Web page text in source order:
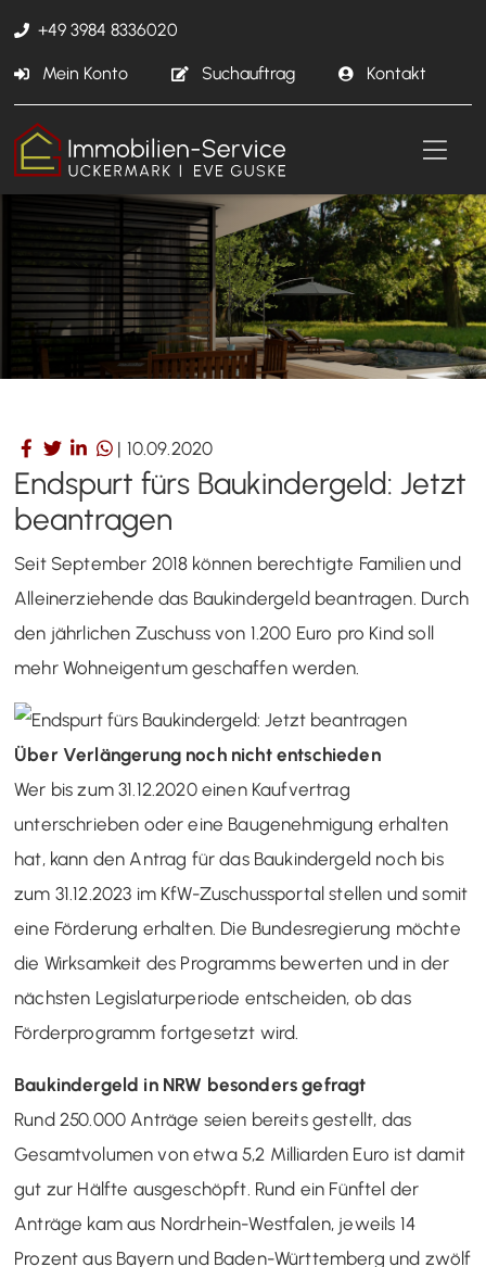
+49 3984 8336020
Mein Konto Suchauftrag Kontakt
| 10.09.2020
Endspurt fürs Baukindergeld: Jetzt
beantragen
Seit September 2018 können berechtigte Familien und
Alleinerziehende das Baukindergeld beantragen. Durch
den jährlichen Zuschuss von 1.200 Euro pro Kind soll
mehr Wohneigentum geschaffen werden.
Über Verlängerung noch nicht entschieden
Wer bis zum 31.12.2020 einen Kaufvertrag
unterschrieben oder eine Baugenehmigung erhalten
hat, kann den Antrag für das Baukindergeld noch bis
zum 31.12.2023 im KfW-Zuschussportal stellen und somit
eine Förderung erhalten. Die Bundesregierung möchte
die Wirksamkeit des Programms bewerten und in der
nächsten Legislaturperiode entscheiden, ob das
Förderprogramm fortgesetzt wird.
Baukindergeld in NRW besonders gefragt
Rund 250.000 Anträge seien bereits gestellt, das
Gesamtvolumen von etwa 5,2 Milliarden Euro ist damit
gut zur Hälfte ausgeschöpft. Rund ein Fünftel der
Anträge kam aus Nordrhein-Westfalen, jeweils 14
Prozent aus Bayern und Baden-Württemberg und zwölf